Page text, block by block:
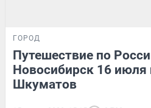
ГОРОД
Путешествие по
Новосибирск 16 июля
Шкуматов